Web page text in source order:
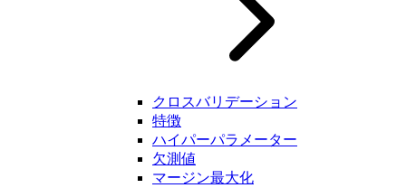
クロスバリデーション
特徴
ハイパーパラメーター
欠測値
マージン最大化